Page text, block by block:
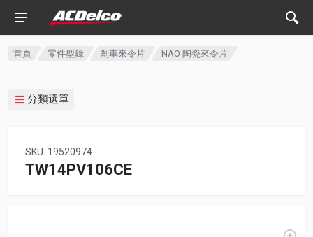
首頁 零件型錄 剎車來令片 NAO 陶瓷來令片
分類選單
SKU: 19520974
TW14PV106CE